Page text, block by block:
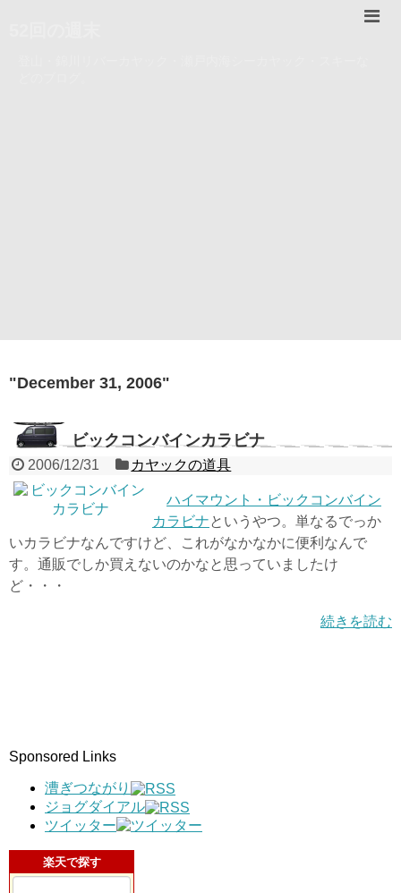
"December 31, 2006"
ビックコンバインカラビナ
2006/12/31 カヤックの道具
ハイマウント・ビックコンバイン
カラビナというやつ。単なるでっか
いカラビナなんですけど、これがなかなかに便利なんで
す。通販でしか買えないのかなと思っていましたけ
ど・・・
続きを読む
Sponsored Links
漕ぎつながり
ジョグダイアル
ツイッター
楽天で探す